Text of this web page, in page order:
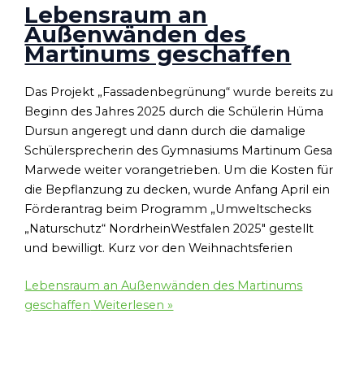
Lebensraum an
Außenwänden des
Martinums geschaffen
Das Projekt „Fassadenbegrünung“ wurde bereits zu
Beginn des Jahres 2025 durch die Schülerin Hüma
Dursun angeregt und dann durch die damalige
Schülersprecherin des Gymnasiums Martinum Gesa
Marwede weiter vorangetrieben. Um die Kosten für
die Bepflanzung zu decken, wurde Anfang April ein
Förderantrag beim Programm „Umweltschecks
„Naturschutz“ NordrheinWestfalen 2025″ gestellt
und bewilligt. Kurz vor den Weihnachtsferien
Lebensraum an Außenwänden des Martinums
geschaffen Weiterlesen »